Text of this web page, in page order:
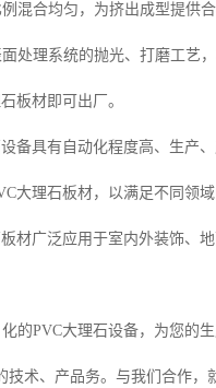
混合均匀，为挤出成型提供
处理系统的抛光、打磨工艺
板材即可出厂。
备具有自动化程度高、生产
大理石板材，以满足不同领域
材广泛应用于室内外装饰、
的PVC大理石设备，为您的
技术、产品务。与我们合作